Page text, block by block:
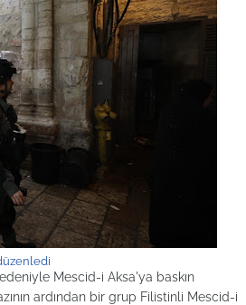
Mescid-i Aksa'ya baskın
ardından bir grup Filistinli Mescid-i